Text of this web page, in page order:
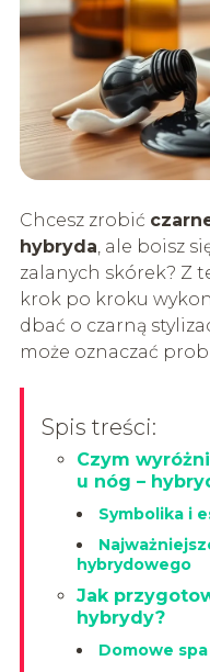
Chcesz zrobić
hybryda, ale boisz
zalanych skórek? Z
krok po kroku
dbać o czarną
może oznaczać
Spis treści:
Czym
u nóg –
Symbolika i
hybrydowego
Jak
hybrydy?
Domowe